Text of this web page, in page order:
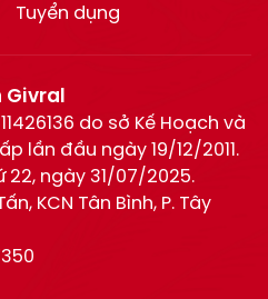
Tuyển dụng
do sở Kế Hoạch và
lần đầu ngày 19/12/2011.
ngày 31/07/2025.
KCN Tân Bình, P. Tây